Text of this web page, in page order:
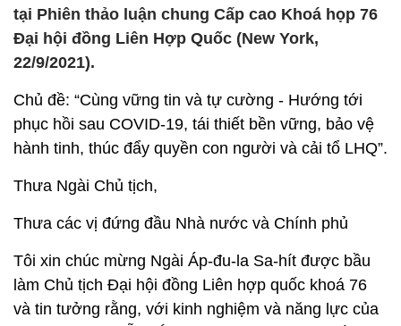
tại Phiên thảo luận chung Cấp cao Khoá họp 76
Đại hội đồng Liên Hợp Quốc (New York,
22/9/2021).
Chủ đề: “Cùng vững tin và tự cường - Hướng tới
phục hồi sau COVID-19, tái thiết bền vững, bảo vệ
hành tinh, thúc đẩy quyền con người và cải tổ LHQ”.
Thưa Ngài Chủ tịch,
Thưa các vị đứng đầu Nhà nước và Chính phủ
Tôi xin chúc mừng Ngài Áp-đu-la Sa-hít được bầu
làm Chủ tịch Đại hội đồng Liên hợp quốc khoá 76
và tin tưởng rằng, với kinh nghiệm và năng lực của